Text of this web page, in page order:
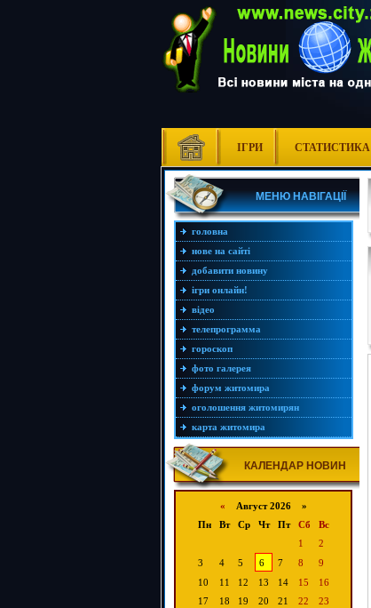
ІГРИ СТАТИСТИКА
МЕНЮ НАВІГАЦІЇ
головна
нове на сайті
добавити новину
ігри онлайн!
відео
телепрограмма
гороскоп
фото галерея
форум житомира
оголошення житомирян
карта житомира
КАЛЕНДАР НОВИН
« Август 2026 »
Пн
Вт Ср Чт Пт Сб
Вс
1
2
3
4 5 6 7 8
9
10
11 12 13 14 15
16
17
18 19 20 21 22
23